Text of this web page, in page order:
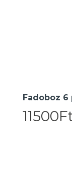
Fadoboz